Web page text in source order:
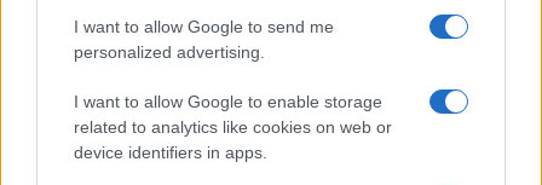
I want to allow Google to send me
personalized advertising.
I want to allow Google to enable storage
related to analytics like cookies on web or
device identifiers in apps.
I nostri cari
I nostri cari